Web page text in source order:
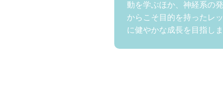
動を学ぶほか、神経系の
からこそ目的を持ったレ
に健やかな成長を目指しま